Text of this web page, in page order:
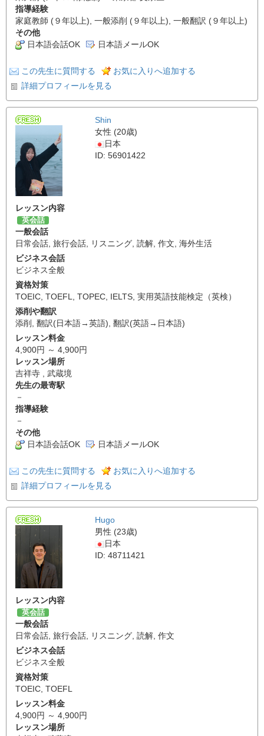
指導経験
家庭教師 (９年以上), 一般添削 (９年以上), 一般翻訳 (９年以上)
その他
日本語会話OK
日本語メールOK
この先生に質問する
お気に入りへ追加する
詳細プロフィールを見る
Shin
女性 (20歳)
日本
ID: 56901422
レッスン内容
英会話
一般会話
日常会話 旅行会話 リスニング 読解 作文 海外生活
ビジネス会話
ビジネス全般
資格対策
TOEIC TOEFL TOPEC IELTS 実用英語技能検定（英検）
添削や翻訳
添削
翻訳(日本語→英語) 翻訳(英語→日本語)
レッスン料金
4,900円 ～ 4,900円
レッスン場所
吉祥寺 , 武蔵境
先生の最寄駅
－
指導経験
－
その他
日本語会話OK
日本語メールOK
この先生に質問する
お気に入りへ追加する
詳細プロフィールを見る
Hugo
男性 (23歳)
日本
ID: 48711421
レッスン内容
英会話
一般会話
日常会話 旅行会話 リスニング 読解 作文
ビジネス会話
ビジネス全般
資格対策
TOEIC TOEFL
レッスン料金
4,900円 ～ 4,900円
レッスン場所